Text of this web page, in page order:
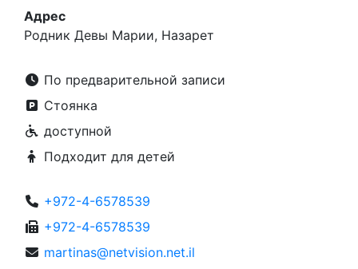
Адрес
Родник Девы Марии, Назарет
По предварительной записи
Стоянка
доступной
Подходит для детей
+972-4-6578539
+972-4-6578539
martinas@netvision.net.il